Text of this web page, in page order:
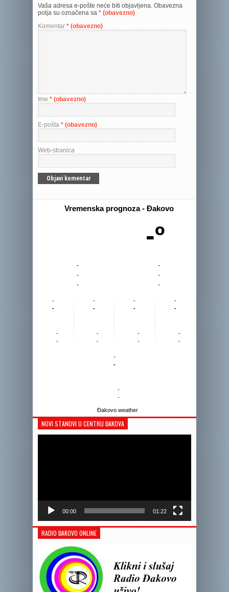
Vaša adresa e-pošte neće biti objavljena. Obavezna
polja su označena sa * (obavezno)
Komentar * (obavezno)
Ime * (obavezno)
E-pošta * (obavezno)
Web-stranica
Vremenska prognoza - Đakovo
-º
-
-
-
-
-
-
-
-
-
-
-
-
-
-
-
-
-
-
-
-
-
-
-
-
-
-
Đakovo weather
NOVI STANOVI U CENTRU ĐAKOVA
00:00 01:22
RADIO ĐAKOVO ONLINE